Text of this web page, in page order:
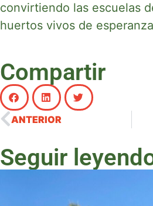
convirtiendo las escuelas
huertos vivos de
Compartir
ANTERIOR
Seguir